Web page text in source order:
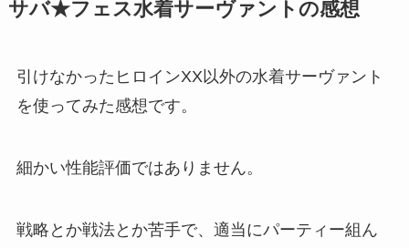
サバ★フェス水着サーヴァントの感想
引けなかったヒロインXX以外の水着サーヴァント
を使ってみた感想です。
細かい性能評価ではありません。
戦略とか戦法とか苦手で、適当にパーティー組ん